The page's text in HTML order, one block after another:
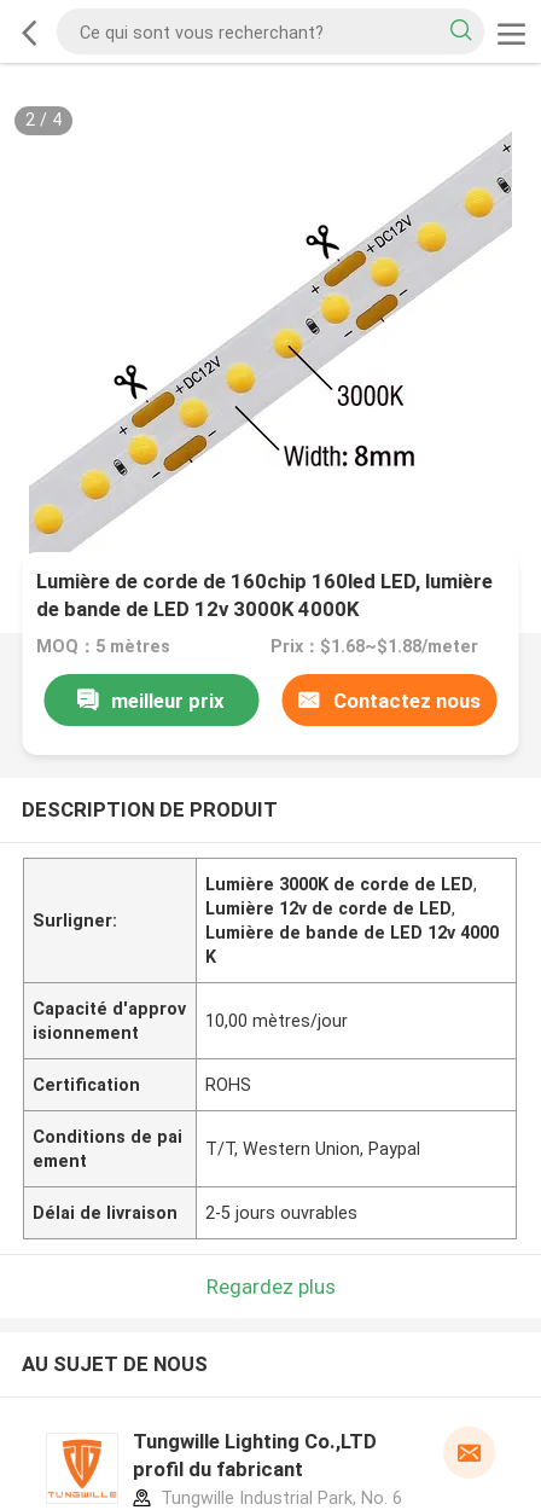
2/ 4
Lumière de corde de 160chip 160led LED, lumière
de bande de LED 12v 3000K 4000K
MOQ：5 mètres Prix：$1.68~$1.88/meter
meilleur prix Contactez nous
DESCRIPTION DE PRODUIT
Surligner:
Lumière 3000K de corde de LED,
Lumière 12v de corde de LED,
Lumière de bande de LED 12v 4000
K
Capacité d'approv
isionnement
10,00 mètres/jour
Certification ROHS
Conditions de pai
ement
T/T, Western Union, Paypal
Délai de livraison 2-5 jours ouvrables
Regardez plus
AU SUJET DE NOUS
Tungwille Lighting Co.,LTD
profil du fabricant
Tungwille Industrial Park, No. 6